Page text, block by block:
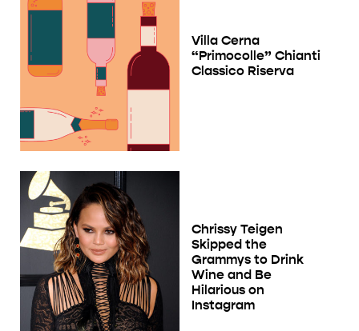
Villa Cerna
“Primocolle” Chianti
Classico Riserva
Chrissy Teigen
Skipped the
Grammys to Drink
Wine and Be
Hilarious on
Instagram